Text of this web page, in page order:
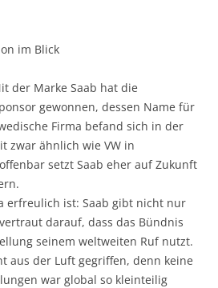
im Blick
der Marke Saab hat die
gewonnen, dessen Name für
Firma befand sich in der
zwar ähnlich wie VW in
setzt Saab eher auf Zukunft
erfreulich ist: Saab gibt nicht nur
darauf, dass das Bündnis
seinem weltweiten Ruf nutzt.
aus der Luft gegriffen, denn keine
war global so kleinteilig